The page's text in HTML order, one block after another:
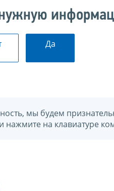
Да
мы будем
на клавиатуре